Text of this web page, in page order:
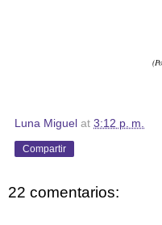
Luna Miguel at 3:12 p. m.
Compartir
22 comentarios: